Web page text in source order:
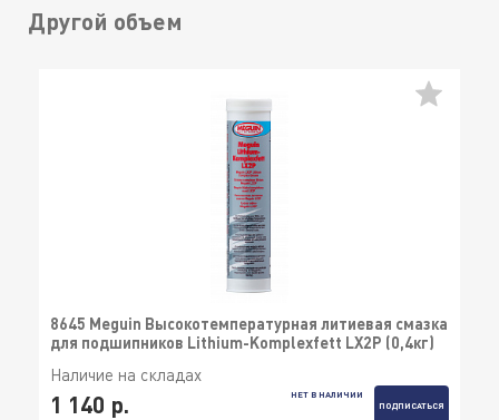
Другой объем
8645 Meguin Высокотемпературная литиевая смазка
для подшипников Lithium-Komplexfett LX2P (0,4кг)
Наличие на складах
1 140 р.
НЕТ В НАЛИЧИИ
ПОДПИСАТЬСЯ